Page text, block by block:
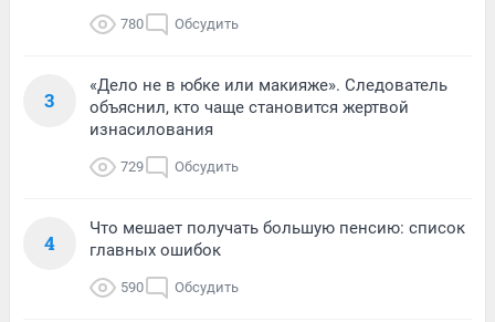
780 Обсудить
3
«Дело не в юбке или макияже». Следователь
объяснил, кто чаще становится жертвой
изнасилования
729 Обсудить
4
Что мешает получать большую пенсию: список
главных ошибок
590 Обсудить